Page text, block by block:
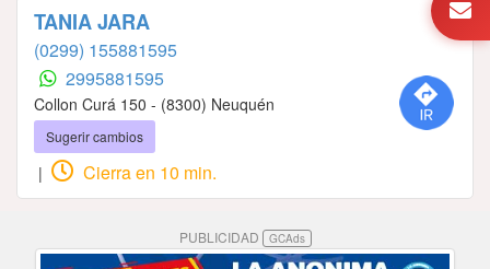
TANIA JARA
(0299) 155881595
2995881595
Collon Curá 150 - (8300) Neuquén
Sugerir cambios
| Cierra en 10 min.
PUBLICIDAD GCAds